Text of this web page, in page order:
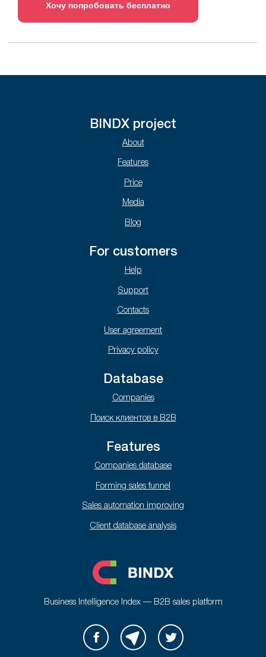
Хочу попробовать бесплатно
BINDX project
About
Features
Price
Media
Blog
For customers
Help
Support
Contacts
User agreement
Privacy policy
Database
Companies
Поиск клиентов в B2B
Features
Companies database
Forming sales funnel
Sales automation improving
Client database analysis
Business Intelligence Index — B2B sales platform